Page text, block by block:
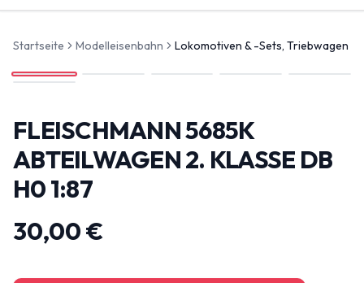
Startseite Modelleisenbahn Lokomotiven & -Sets, Triebwagen
FLEISCHMANN 5685K
ABTEILWAGEN 2. KLASSE DB
H0 1:87
30,00 €